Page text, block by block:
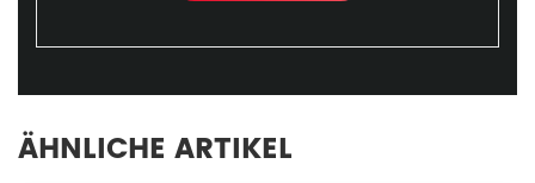
ÄHNLICHE ARTIKEL